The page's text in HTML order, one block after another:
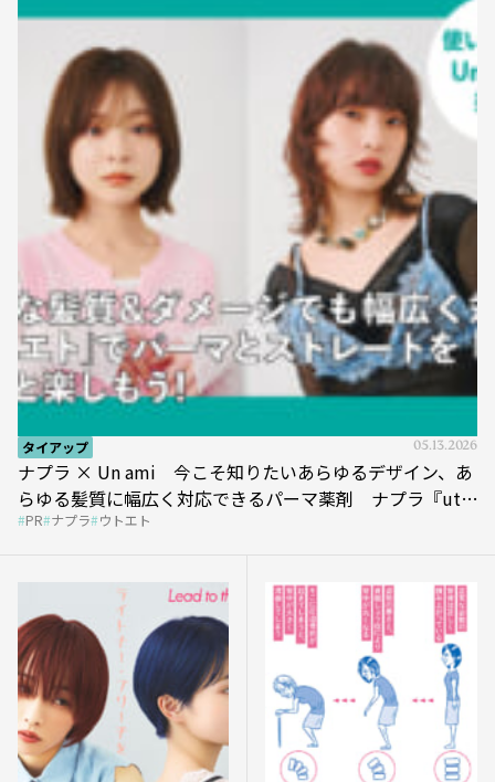
タイアップ 05.13.2026
ナプラ × Un ami 今こそ知りたいあらゆるデザイン、あ
らゆる髪質に幅広く対応できるパーマ薬剤 ナプラ『ut-
et』
PR ナプラ ウトエト